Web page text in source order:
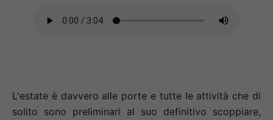
L'estate è davvero alle porte e tutte le attività che di
solito sono preliminari al suo definitivo scoppiare,